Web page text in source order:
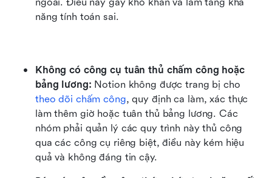
năng tính toán sai.
Không có công cụ tuân thủ chấm công hoặc
bảng lương:
theo dõi chấm công, quy định ca làm, xác thực
làm thêm giờ hoặc tuân thủ bảng lương. Các
nhóm phải quản lý các quy trình này thủ công
qua các công cụ riêng biệt, điều này kém hiệu
quả và không đáng tin cậy.